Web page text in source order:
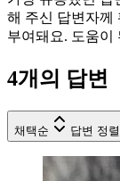
해 주신 답변자께
부여돼요. 도움이
4개의 답변
채택순 답변 정